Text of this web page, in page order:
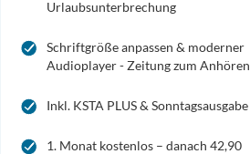
Urlaubsunterbrechung
Schriftgröße anpassen & moderner
Audioplayer - Zeitung zum Anhören
Inkl. KSTA PLUS & Sonntagsausgabe
1. Monat kostenlos – danach 42,90